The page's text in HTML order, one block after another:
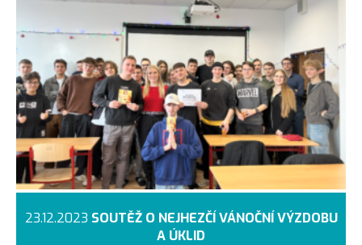
23.12.2023 SOUTĚŽ O NEJHEZČÍ VÁNOČNÍ VÝZDOBU
A ÚKLID